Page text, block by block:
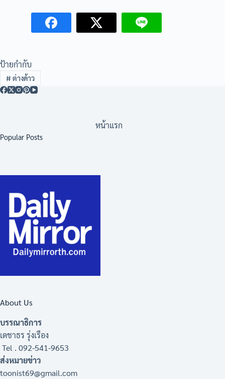
ป้ายกำกับ
# ต่างด้าว
หน้าแรก
Popular Posts
About Us
บรรณาธิการ
เดชาธร รุ่งเรือง
Tel . 092-541-9653
ส่งหมายข่าว
toonist69@gmail.com